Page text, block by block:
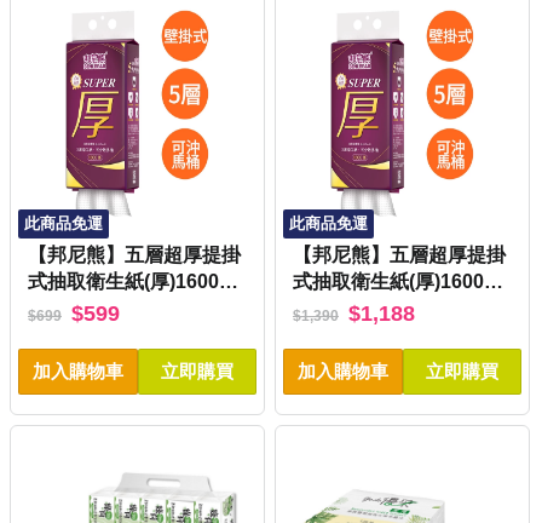
此商品免運
【邦尼熊】五層超厚提掛
式抽取衛生紙(厚)1600張
x6串 可沖馬桶
$699 $599
加入購物車 立即購買
此商品免運
【邦尼熊】五層超厚提掛
式抽取衛生紙(厚)1600張
x12串/箱 可沖馬桶
$1,390 $1,188
加入購物車 立即購買